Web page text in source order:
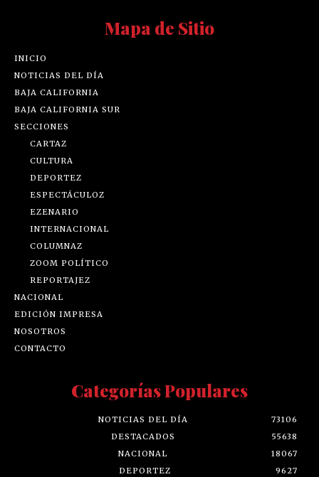
Mapa de Sitio
INICIO
NOTICIAS DEL DÍA
BAJA CALIFORNIA
BAJA CALIFORNIA SUR
SECCIONES
CARTAZ
CULTURA
DEPORTEZ
ESPECTÁCULOZ
EZENARIO
INTERNACIONAL
COLUMNAZ
ZOOM POLÍTICO
REPORTAJEZ
NACIONAL
EDICIÓN IMPRESA
NOSOTROS
CONTACTO
Categorías Populares
NOTICIAS DEL DÍA
73106
DESTACADOS
55638
NACIONAL
18067
DEPORTEZ
9627